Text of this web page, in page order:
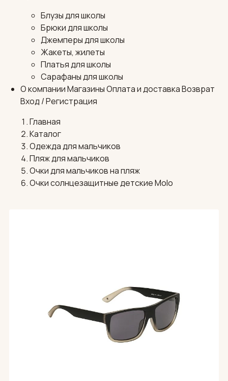
Блузы для школы
Брюки для школы
Джемперы для школы
Жакеты, жилеты
Платья для школы
Сарафаны для школы
О компанииМагазиныОплата и доставкаВозврат
Вход / Регистрация
Главная
Каталог
Одежда для мальчиков
Пляж для мальчиков
Очки для мальчиков на пляж
Очки солнцезащитные детские Molo